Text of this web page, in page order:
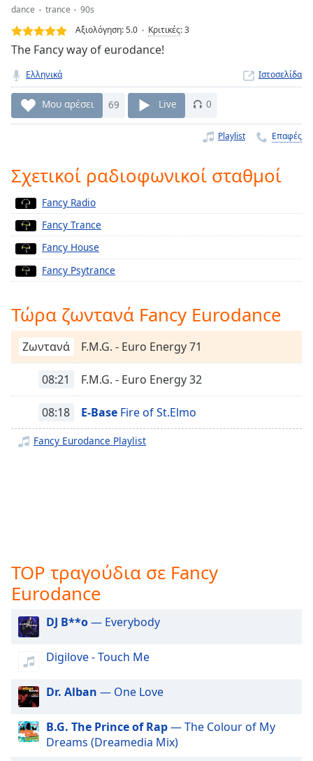
Loaded :
0.00%
Stream
Seek to
live,
currently
behind
liveLIVE
Playback
Rate
Chapters
Chapters
Descriptions
descriptions
off,
selected
subtitles
settings,
opens
Audio
Track
Picture-
in-
Picture
Fullscreen
modal
Beginning
dance trance
90s
Αξιολόγηση:5.0 Κριτικές:3
The Fancy way of eurodance!
Ελληνικά Ιστοσελίδα
Μου αρέσει 69 Live 0
Playlist Επαφές
Σχετικοί ραδιοφωνικοί σταθμοί
Fancy Radio
Fancy Trance
Fancy House
Fancy Psytrance
Τώρα ζωντανά Fancy Eurodance
Ζωντανά F.M.G. - Euro Energy 71
08:21 F.M.G. - Euro Energy 32
08:18 E-Base Fire of St.Elmo
Fancy Eurodance Playlist
TOP τραγούδια σε Fancy
Eurodance
DJ B**o— Everybody
Digilove - Touch Me
Dr. Alban — One Love
B.G. The Prince of Rap— The Colour of My
Dreams (Dreamedia Mix)